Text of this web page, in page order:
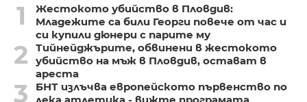
1
Жестокото убийство в Пловдив:
Младежите са били Георги повече от час и
си купили дюнери с парите му
2
Тийнейджърите, обвинени в жестокото
убийство на мъж в Пловдив, остават в
ареста
3
БНТ излъчва европейското първенство по